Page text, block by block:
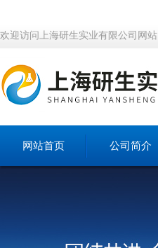
欢迎访问上海研生实业有限公司网站
网站首页 公司简介